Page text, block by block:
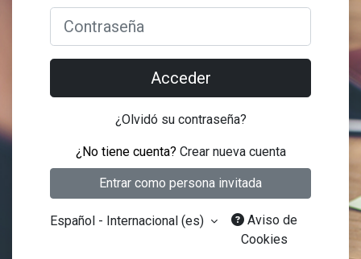
Acceder
¿Olvidó su contraseña?
¿No tiene cuenta? Crear nueva cuenta
Entrar como persona invitada
Español - Internacional ‎(es)‎
Aviso de
Cookies